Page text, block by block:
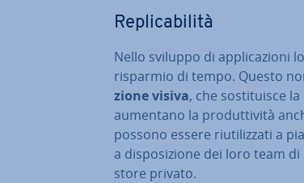
Re­pli­ca­bi­li­tà
Nello sviluppo di ap­pli­ca­zio­ni
risparmio di tempo. Questo
zio­ne visiva, che so­sti­tui­sce
aumentano la pro­dut­ti­vi­tà
possono essere riu­ti­liz­za­ti a
a di­spo­si­zio­ne dei loro team
store privato.